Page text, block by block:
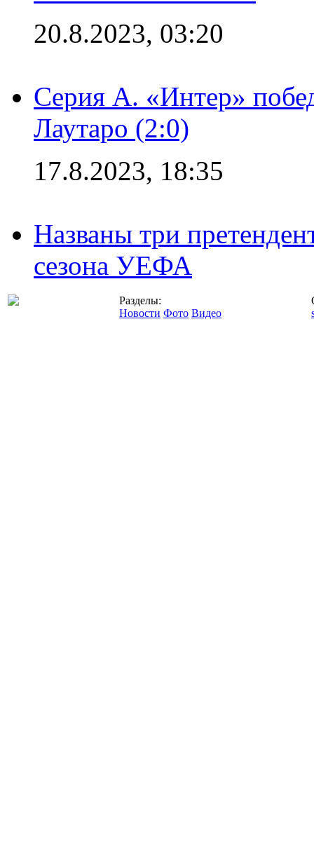
20.8.2023, 03:20
Серия А. «Интер»
Лаутаро (2:0)
17.8.2023, 18:35
Названы три
сезона УЕФА
Разделы:
Новости Фото Видео